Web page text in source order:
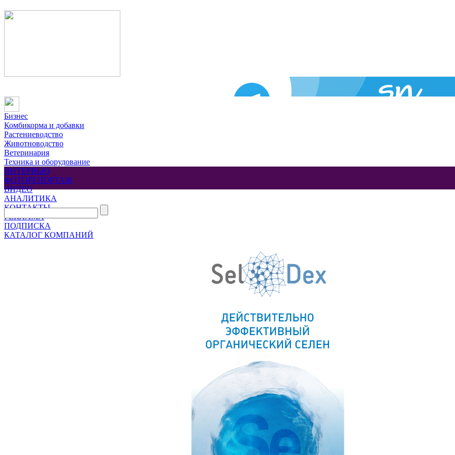
Бизнес
Комбикорма и добавки
Растениеводство
Животноводство
Ветеринария
Техника и оборудование
ИНТЕРВЬЮ
ФОТОРЕПОРТАЖ
ВИДЕО
АНАЛИТИКА
КОНТАКТЫ
РЕКЛАМА
ПОДПИСКА
КАТАЛОГ КОМПАНИЙ